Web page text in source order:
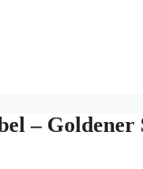
– Goldener